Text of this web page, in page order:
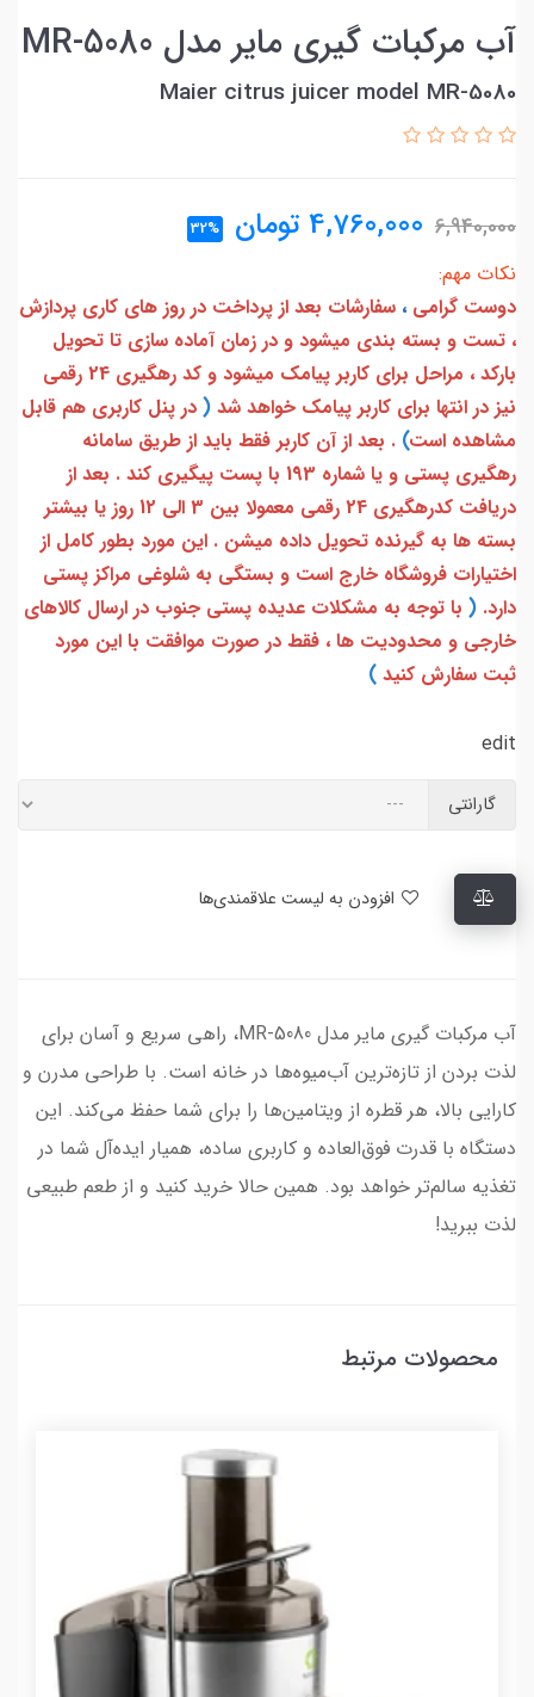
آب مرکبات گیری مایر مدل MR-5080
Maier citrus juicer model MR-5080
6,940,000
4,760,000 تومان 32%
نکات مهم:
دوست گرامی ، سفارشات بعد از پرداخت در روز های کاری پردازش
، تست و بسته بندی میشود و در زمان آماده سازی تا تحویل
بارکد ، مراحل برای کاربر پیامک میشود و کد رهگیری 24 رقمی
نیز در انتها برای کاربر پیامک خواهد شد ( در پنل کاربری هم قابل
مشاهده است) . بعد از آن کاربر فقط باید از طریق سامانه
رهگیری پستی و یا شماره 193 با پست پیگیری کند . بعد از
دریافت کدرهگیری 24 رقمی معمولا بین 3 الی 12 روز یا بیشتر
بسته ها به گیرنده تحویل داده میشن . این مورد بطور کامل از
اختیارات فروشگاه خارج است و بستگی به شلوغی مراکز پستی
دارد. ( با توجه به مشکلات عدیده پستی جنوب در ارسال کالاهای
خارجی و محدودیت ها ، فقط در صورت موافقت با این مورد
ثبت سفارش کنید )
edit
گارانتی
آب مرکبات گیری مایر مدل MR-5080، راهی سریع و آسان برای
لذت بردن از تازه‌ترین آب‌میوه‌ها در خانه است. با طراحی مدرن و
کارایی بالا، هر قطره از ویتامین‌ها را برای شما حفظ می‌کند. این
دستگاه با قدرت فوق‌العاده و کاربری ساده، همیار ایده‌آل شما در
تغذیه سالم‌تر خواهد بود. همین حالا خرید کنید و از طعم طبیعی
لذت ببرید!
محصولات مرتبط